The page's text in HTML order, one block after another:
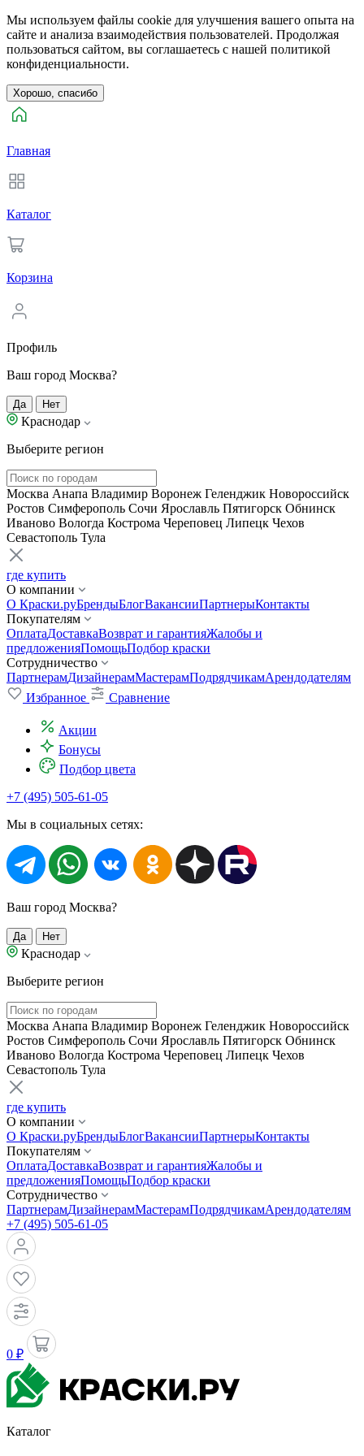
Мы используем файлы cookie для улучшения вашего опыта на
сайте и анализа взаимодействия пользователей. Продолжая
пользоваться сайтом, вы соглашаетесь с нашей политикой
конфиденциальности.
Хорошо, спасибо
Главная
Каталог
Корзина
Профиль
Ваш город Москва?
Да Нет
Краснодар
Выберите регион
Москва Анапа Владимир Воронеж Геленджик Новороссийск
Ростов Симферополь Сочи Ярославль Пятигорск Обнинск
Иваново Вологда Кострома Череповец Липецк Чехов
Севастополь Тула
где купить
О компании
О Краски.руБрендыБлогВакансииПартнерыКонтакты
Покупателям
ОплатаДоставкаВозврат и гарантияЖалобы и
предложенияПомощьПодбор краски
Сотрудничество
ПартнерамДизайнерамМастерамПодрядчикамАрендодателям
Избранное
Сравнение
Акции
Бонусы
Подбор цвета
+7 (495) 505-61-05
Мы в социальных сетях:
Ваш город Москва?
Да Нет
Краснодар
Выберите регион
Москва Анапа Владимир Воронеж Геленджик Новороссийск
Ростов Симферополь Сочи Ярославль Пятигорск Обнинск
Иваново Вологда Кострома Череповец Липецк Чехов
Севастополь Тула
где купить
О компании
О Краски.руБрендыБлогВакансииПартнерыКонтакты
Покупателям
ОплатаДоставкаВозврат и гарантияЖалобы и
предложенияПомощьПодбор краски
Сотрудничество
ПартнерамДизайнерамМастерамПодрядчикамАрендодателям
+7 (495) 505-61-05
0 ₽
Каталог